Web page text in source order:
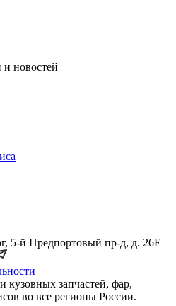
и новостей
5-й Предпортовый пр-д, д. 26Е
кузовных запчастей, фар,
во все регионы России.